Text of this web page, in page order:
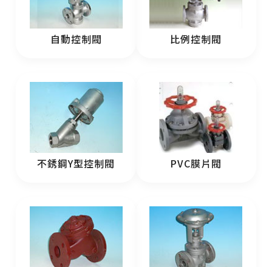
自動控制閥 比例控制閥
不銹鋼Y型控制閥 PVC膜片閥